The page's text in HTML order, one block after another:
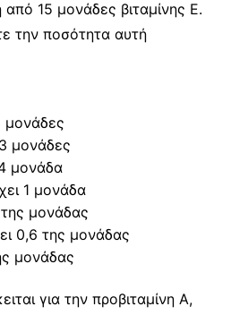
15 μονάδες βιταμίνης E.
την ποσότητα αυτή
μονάδες
μονάδες
μονάδα
1 μονάδα
μονάδας
0,6 της μονάδας
μονάδας
για την προβιταμίνη A,